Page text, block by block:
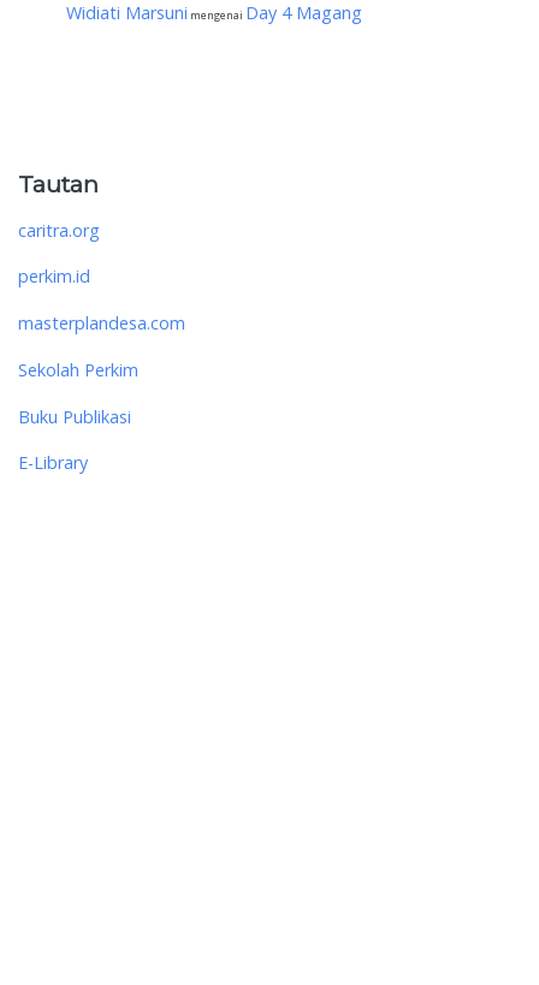
Widiati Marsuni mengenai Day 4 Magang
Tautan
caritra.org
perkim.id
masterplandesa.com
Sekolah Perkim
Buku Publikasi
E-Library